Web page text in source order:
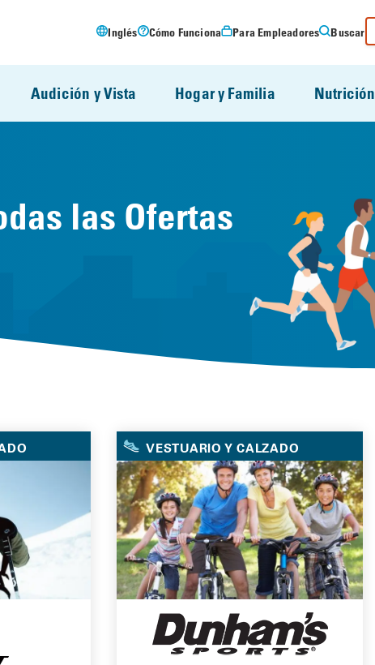
Inglés Cómo Funciona Para Empleadores Buscar
Audición y Vista Hogar y Familia Nutrición
las Ofertas
Deals VESTUARIO Y CALZADO